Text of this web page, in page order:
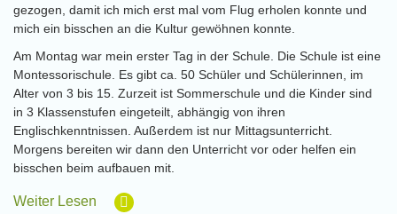
gezogen, damit ich mich erst mal vom Flug erholen konnte und
mich ein bisschen an die Kultur gewöhnen konnte.
Am Montag war mein erster Tag in der Schule. Die Schule ist eine
Montessorischule. Es gibt ca. 50 Schüler und Schülerinnen, im
Alter von 3 bis 15. Zurzeit ist Sommerschule und die Kinder sind
in 3 Klassenstufen eingeteilt, abhängig von ihren
Englischkenntnissen. Außerdem ist nur Mittagsunterricht.
Morgens bereiten wir dann den Unterricht vor oder helfen ein
bisschen beim aufbauen mit.
Weiter Lesen